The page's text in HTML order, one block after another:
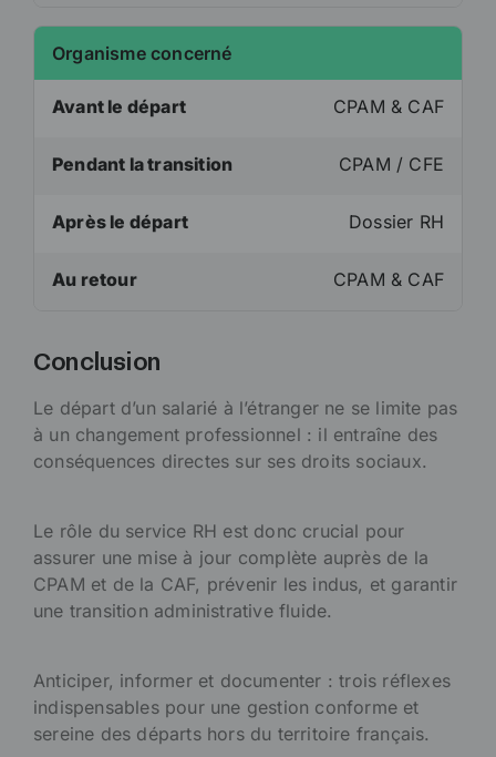
Organisme concerné
Avant le départ CPAM & CAF
Pendant la transition CPAM / CFE
Après le départ Dossier RH
Au retour CPAM & CAF
Conclusion
Le départ d’un salarié à l’étranger ne se limite pas
à un changement professionnel : il entraîne des
conséquences directes sur ses droits sociaux.
Le rôle du service RH est donc crucial pour
assurer une mise à jour complète auprès de la
CPAM et de la CAF, prévenir les indus, et garantir
une transition administrative fluide.
Anticiper, informer et documenter : trois réflexes
indispensables pour une gestion conforme et
sereine des départs hors du territoire français.